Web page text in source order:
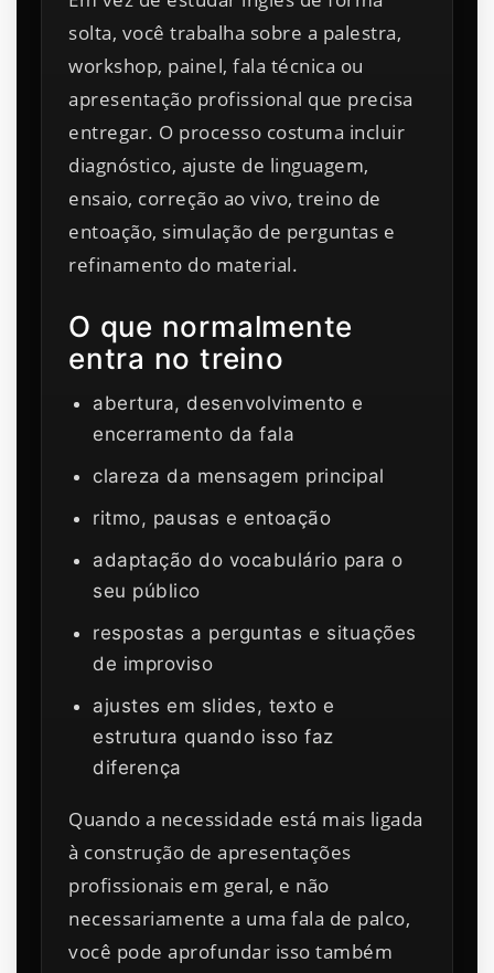
solta, você trabalha sobre a palestra,
workshop, painel, fala técnica ou
apresentação profissional que precisa
entregar. O processo costuma incluir
diagnóstico, ajuste de linguagem,
ensaio, correção ao vivo, treino de
entoação, simulação de perguntas e
refinamento do material.
O que normalmente
entra no treino
abertura, desenvolvimento e
encerramento da fala
clareza da mensagem principal
ritmo, pausas e entoação
adaptação do vocabulário para o
seu público
respostas a perguntas e situações
de improviso
ajustes em slides, texto e
estrutura quando isso faz
diferença
Quando a necessidade está mais ligada
à construção de apresentações
profissionais em geral, e não
necessariamente a uma fala de palco,
você pode aprofundar isso também